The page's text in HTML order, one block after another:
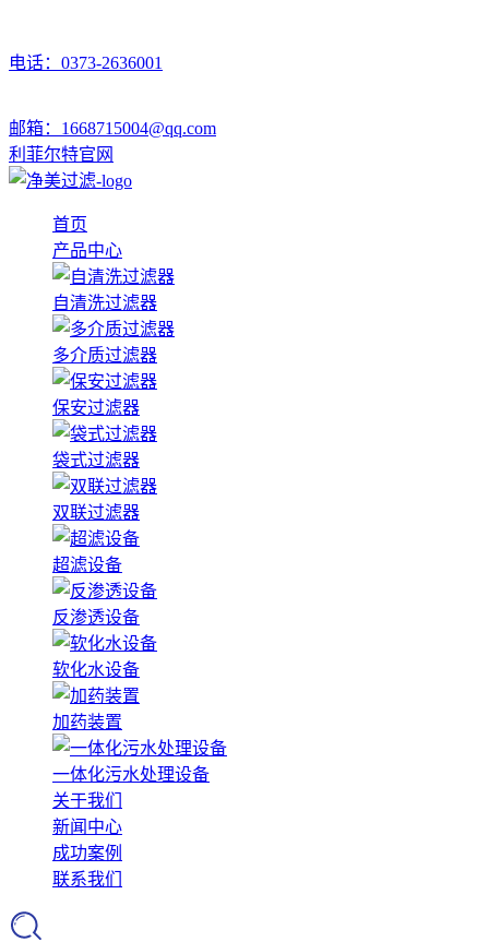
电话：0373-2636001
邮箱：1668715004@qq.com
利菲尔特官网
首页
产品中心
自清洗过滤器
多介质过滤器
保安过滤器
袋式过滤器
双联过滤器
超滤设备
反渗透设备
软化水设备
加药装置
一体化污水处理设备
关于我们
新闻中心
成功案例
联系我们